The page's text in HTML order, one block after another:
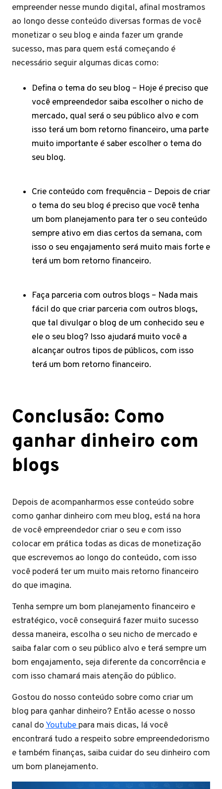
empreender nesse mundo digital, afinal mostramos
ao longo desse conteúdo diversas formas de você
monetizar o seu blog e ainda fazer um grande
sucesso, mas para quem está começando é
necessário seguir algumas dicas como:
Defina o tema do seu blog – Hoje é preciso que
você empreendedor saiba escolher o nicho de
mercado, qual será o seu público alvo e com
isso terá um bom retorno financeiro, uma parte
muito importante é saber escolher o tema do
seu blog.
Crie conteúdo com frequência – Depois de criar
o tema do seu blog é preciso que você tenha
um bom planejamento para ter o seu conteúdo
sempre ativo em dias certos da semana, com
isso o seu engajamento será muito mais forte e
terá um bom retorno financeiro.
Faça parceria com outros blogs – Nada mais
fácil do que criar parceria com outros blogs,
que tal divulgar o blog de um conhecido seu e
ele o seu blog? Isso ajudará muito você a
alcançar outros tipos de públicos, com isso
terá um bom retorno financeiro.
Conclusão: Como
ganhar dinheiro com
blogs
Depois de acompanharmos esse conteúdo sobre
como ganhar dinheiro com meu blog, está na hora
de você empreendedor criar o seu e com isso
colocar em prática todas as dicas de monetização
que escrevemos ao longo do conteúdo, com isso
você poderá ter um muito mais retorno financeiro
do que imagina.
Tenha sempre um bom planejamento financeiro e
estratégico, você conseguirá fazer muito sucesso
dessa maneira, escolha o seu nicho de mercado e
saiba falar com o seu público alvo e terá sempre um
bom engajamento, seja diferente da concorrência e
com isso chamará mais atenção do público.
Gostou do nosso conteúdo sobre como criar um
blog para ganhar dinheiro? Então acesse o nosso
canal doYoutubepara mais dicas, lá você
encontrará tudo a respeito sobre empreendedorismo
e também finanças, saiba cuidar do seu dinheiro com
um bom planejamento.